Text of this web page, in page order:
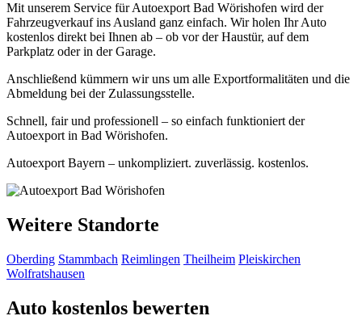
Mit unserem Service für Autoexport Bad Wörishofen wird der
Fahrzeugverkauf ins Ausland ganz einfach. Wir holen Ihr Auto
kostenlos direkt bei Ihnen ab – ob vor der Haustür, auf dem
Parkplatz oder in der Garage.
Anschließend kümmern wir uns um alle Exportformalitäten und die
Abmeldung bei der Zulassungsstelle.
Schnell, fair und professionell – so einfach funktioniert der
Autoexport in Bad Wörishofen.
Autoexport Bayern – unkompliziert. zuverlässig. kostenlos.
Weitere Standorte
Oberding Stammbach Reimlingen Theilheim Pleiskirchen
Wolfratshausen
Auto kostenlos bewerten